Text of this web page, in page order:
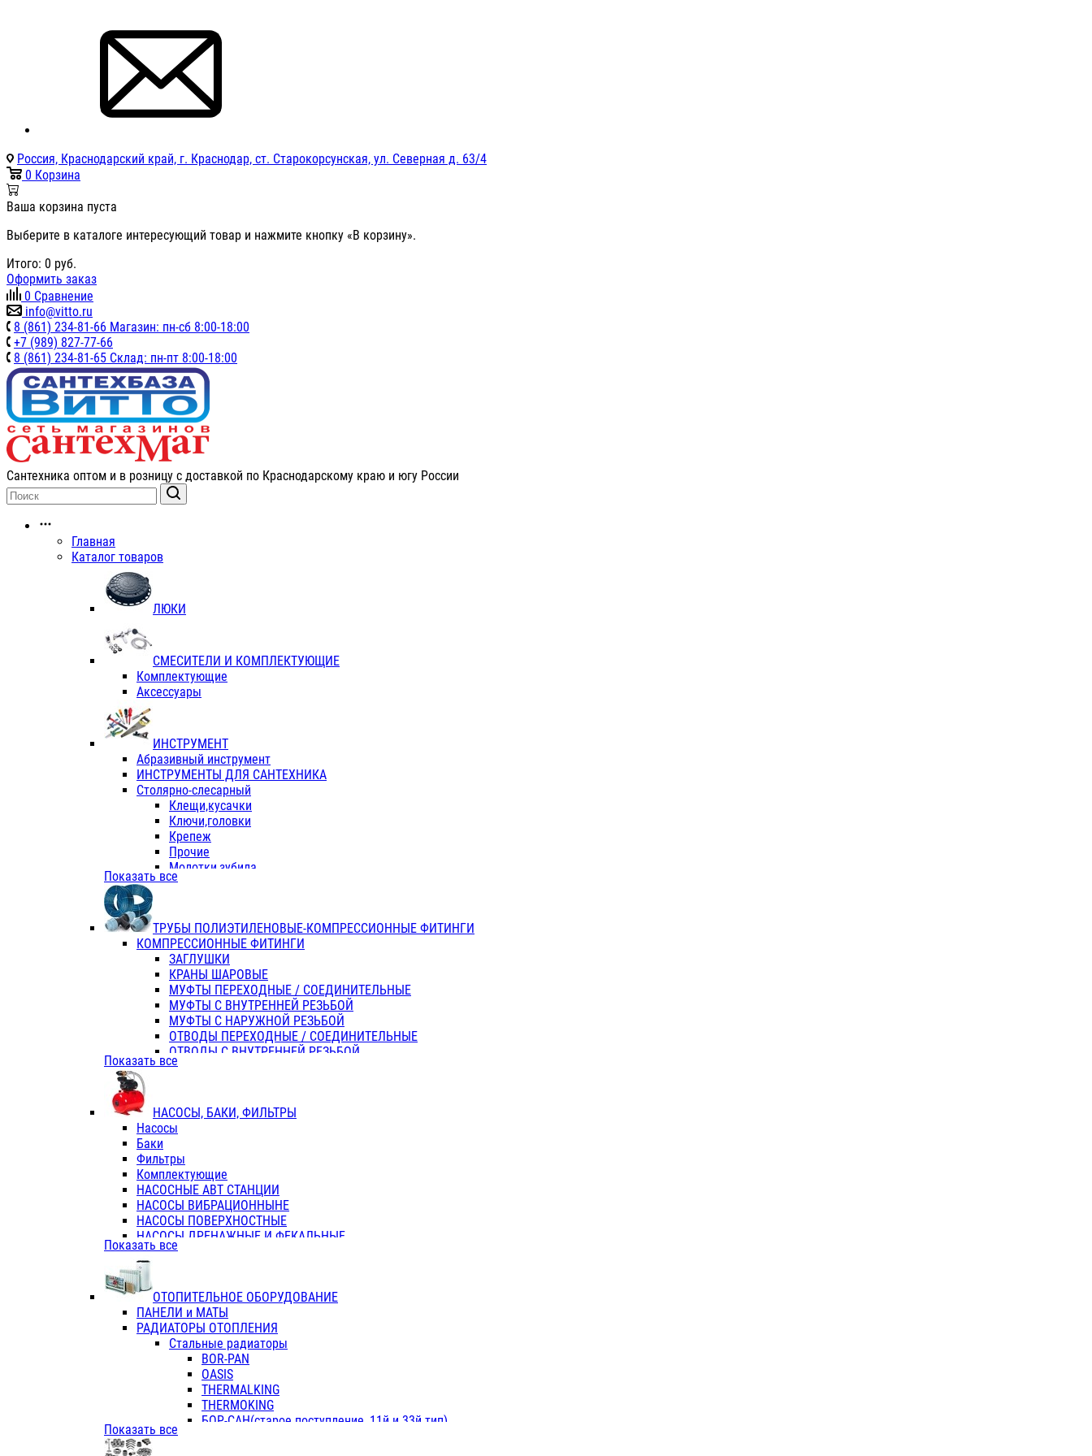
Россия, Краснодарский край, г. Краснодар, ст. Старокорсунская, ул. Северная д. 63/4
0 Корзина
Ваша корзина пуста
Выберите в каталоге интересующий товар и нажмите кнопку «В корзину».
Итого: 0 руб.
Оформить заказ
0 Сравнение
info@vitto.ru
8 (861) 234-81-66 Магазин: пн-сб 8:00-18:00
+7 (989) 827-77-66
8 (861) 234-81-65 Склад: пн-пт 8:00-18:00
Сантехника оптом и в розницу с доставкой по Краснодарскому краю и югу России
Главная
Каталог товаров
ЛЮКИ
СМЕСИТЕЛИ И КОМПЛЕКТУЮЩИЕ
Комплектующие
Аксессуары
ИНСТРУМЕНТ
Абразивный инструмент
ИНСТРУМЕНТЫ ДЛЯ САНТЕХНИКА
Столярно-слесарный
Клещи,кусачки
Ключи,головки
Крепеж
Прочие
Молотки,зубила
Пассатижи,тонкогубцы,утконосы
Отвертки
Хоз. инвентарь
ЭЛ. ИНСТРУМЕНТ OASIS
Показать все
ТРУБЫ ПОЛИЭТИЛЕНОВЫЕ-КОМПРЕССИОННЫЕ ФИТИНГИ
КОМПРЕССИОННЫЕ ФИТИНГИ
ЗАГЛУШКИ
КРАНЫ ШАРОВЫЕ
МУФТЫ ПЕРЕХОДНЫЕ / СОЕДИНИТЕЛЬНЫЕ
МУФТЫ С ВНУТРЕННЕЙ РЕЗЬБОЙ
МУФТЫ С НАРУЖНОЙ РЕЗЬБОЙ
ОТВОДЫ ПЕРЕХОДНЫЕ / СОЕДИНИТЕЛЬНЫЕ
ОТВОДЫ С ВНУТРЕННЕЙ РЕЗЬБОЙ
ОТВОДЫ С НАРУЖНОЙ РЕЗЬБОЙ
ТРОЙНИКИ ПЕРЕХОДНЫЕ / СОЕДИНИТЕЛЬНЫЕ
ТРОЙНИКИ С ВНУТРЕННЕЙ РЕЗЬБОЙ
КОЛЬЦА РЕЗИНОВЫЕ
ТРУБЫ НАПОРНЫЕ
ТРУБЫ ГОФРИРОВАННЫЕ ДВУХСЛ.
ТРУБЫ ПОЛИЭТИЛЕНОВЫЕ
Показать все
НАСОСЫ, БАКИ, ФИЛЬТРЫ
Насосы
Баки
Фильтры
Комплектующие
НАСОСНЫЕ АВТ СТАНЦИИ
НАСОСЫ ВИБРАЦИОННЫНЕ
НАСОСЫ ПОВЕРХНОСТНЫЕ
НАСОСЫ ДРЕНАЖНЫЕ И ФЕКАЛЬНЫЕ
НАСОСЫ ПОВЫСИТ и ЦИРКУЛЯЦИОННЫЕ
НАСОСЫ СКВАЖИННЫЕ
Показать все
ОТОПИТЕЛЬНОЕ ОБОРУДОВАНИЕ
ПАНЕЛИ и МАТЫ
РАДИАТОРЫ ОТОПЛЕНИЯ
Стальные радиаторы
BOR-PAN
OASIS
THERMALKING
THERMOKING
БОР-САН(старое поступление, 11й и 33й тип)
Показать все